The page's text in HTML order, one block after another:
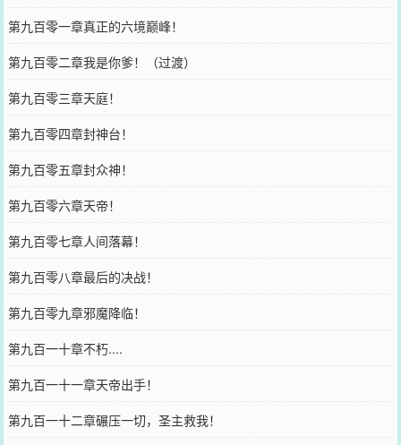
第九百零一章真正的六境巅峰！
第九百零二章我是你爹！（过渡）
第九百零三章天庭！
第九百零四章封神台！
第九百零五章封众神！
第九百零六章天帝！
第九百零七章人间落幕！
第九百零八章最后的决战！
第九百零九章邪魔降临！
第九百一十章不朽....
第九百一十一章天帝出手！
第九百一十二章碾压一切，圣主救我！